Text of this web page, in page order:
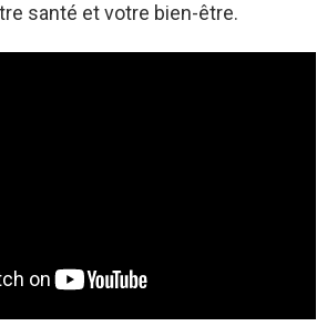
santé et votre bien-être.